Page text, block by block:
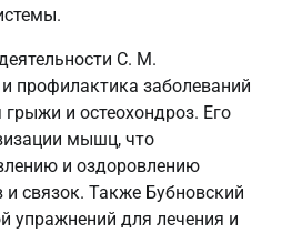
С. М.
профилактика заболеваний
и остеохондроз. Его
мышц, что
и оздоровлению
и связок. Также Бубновский
упражнений для лечения и